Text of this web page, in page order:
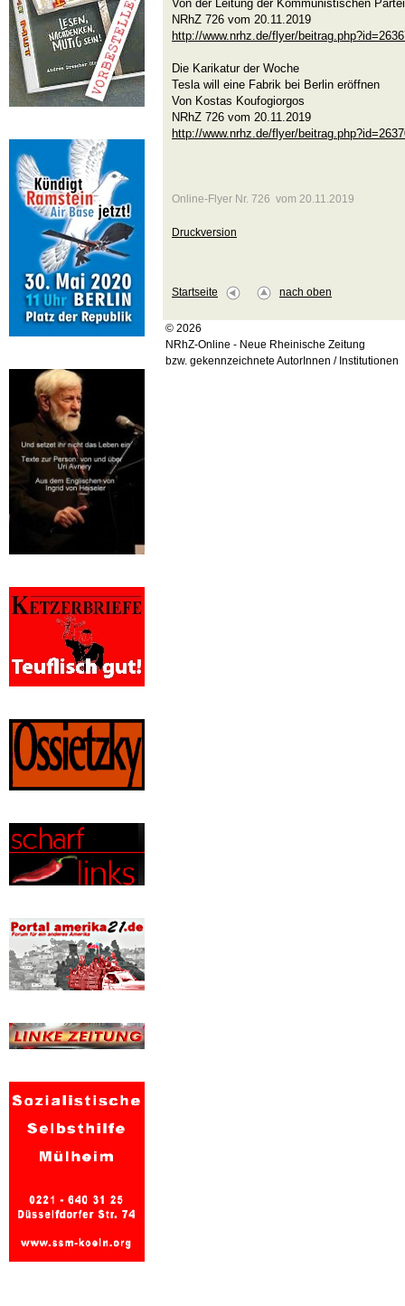
Von der Leitung der Kommunistischen
NRhZ 726 vom 20.11.2019
http://www.nrhz.de/flyer/
Die Karikatur der Woche
Tesla will eine Fabrik bei Berlin eröffnen
Von Kostas Koufogiorgos
NRhZ 726 vom 20.11.2019
http://www.nrhz.de/flyer/
Online-Flyer Nr. 726 vom 20.11.2019
Druckversion
Startseite nach oben
© 2026
NRhZ-Online - Neue Rheinische Zeitung
bzw. gekennzeichnete AutorInnen / Institutionen